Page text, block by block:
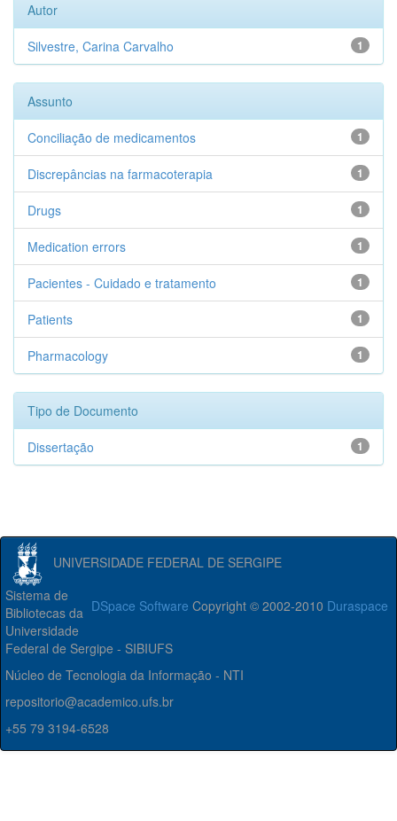
Autor
1
Silvestre, Carina Carvalho
Assunto
1
Conciliação de medicamentos
1
Discrepâncias na farmacoterapia
1
Drugs
1
Medication errors
1
Pacientes - Cuidado e tratamento
1
Patients
1
Pharmacology
Tipo de Documento
1
Dissertação
UNIVERSIDADE FEDERAL DE SERGIPE
DSpace Software Copyright © 2002-2010 Duraspace
Sistema de
Bibliotecas da
Universidade
Federal de Sergipe - SIBIUFS
Núcleo de Tecnologia da Informação - NTI
repositorio@academico.ufs.br
+55 79 3194-6528